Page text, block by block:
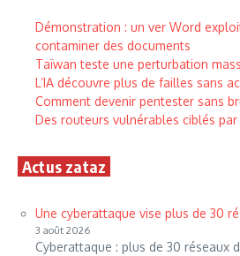
Démonstration : un ver Word
contaminer des documents
Taïwan teste une perturbation
L’IA découvre plus de failles sans
Comment devenir pentester sans
Des routeurs vulnérables ciblés
Actus zataz
Une cyberattaque vise plus de 30
3 août 2026
Cyberattaque : plus de 30 réseaux